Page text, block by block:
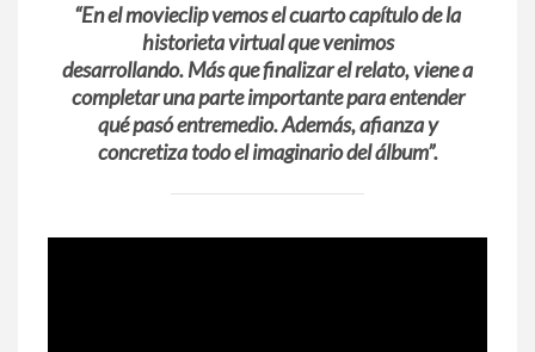
“En el movieclip vemos el cuarto capítulo de la
historieta virtual que venimos
desarrollando. Más que finalizar el relato, viene a
completar una parte importante para entender
qué pasó entremedio. Además, afianza y
concretiza todo el imaginario del álbum”.